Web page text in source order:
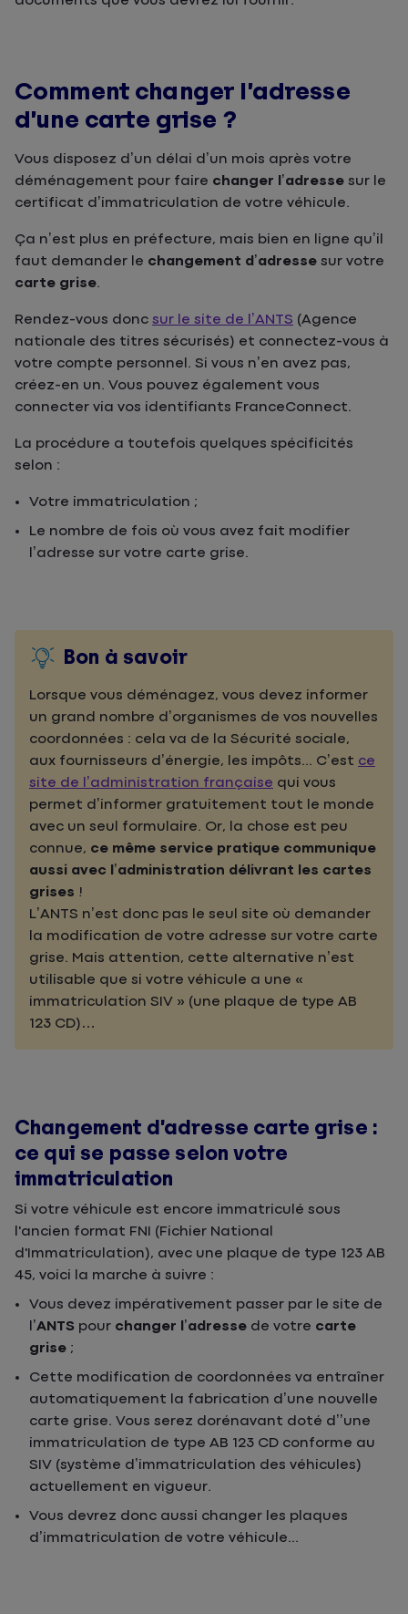
Comment changer l’adresse
d’une carte grise ?
Vous disposez d’un délai d’un mois après votre
déménagement pour faire changer l’adresse sur le
certificat d’immatriculation de votre véhicule.
Ça n’est plus en préfecture, mais bien en ligne qu’il
faut demander le changement d’adresse sur votre
carte grise.
Rendez-vous donc sur le site de l’ANTS (Agence
nationale des titres sécurisés) et connectez-vous à
votre compte personnel. Si vous n’en avez pas,
créez-en un. Vous pouvez également vous
connecter via vos identifiants FranceConnect.
La procédure a toutefois quelques spécificités
selon :
Votre immatriculation ;
Le nombre de fois où vous avez fait modifier
l’adresse sur votre carte grise.
Bon à savoir
Lorsque vous déménagez, vous devez informer
un grand nombre d’organismes de vos nouvelles
coordonnées : cela va de la Sécurité sociale,
aux fournisseurs d’énergie, les impôts... C’est ce
site de l’administration française qui vous
permet d’informer gratuitement tout le monde
avec un seul formulaire. Or, la chose est peu
connue, ce même service pratique communique
aussi avec l’administration délivrant les cartes
grises !
L’ANTS n’est donc pas le seul site où demander
la modification de votre adresse sur votre carte
grise. Mais attention, cette alternative n’est
utilisable que si votre véhicule a une «
immatriculation SIV » (une plaque de type AB
123 CD)…
Changement d’adresse carte grise :
ce qui se passe selon votre
immatriculation
Si votre véhicule est encore immatriculé sous
l'ancien format FNI (Fichier National
d'Immatriculation), avec une plaque de type 123 AB
45, voici la marche à suivre :
Vous devez impérativement passer par le site de
l’ANTS pour changer l’adresse de votre carte
grise ;
Cette modification de coordonnées va entraîner
automatiquement la fabrication d’une nouvelle
carte grise. Vous serez dorénavant doté d’’une
immatriculation de type AB 123 CD conforme au
SIV (système d’immatriculation des véhicules)
actuellement en vigueur.
Vous devrez donc aussi changer les plaques
d’immatriculation de votre véhicule...